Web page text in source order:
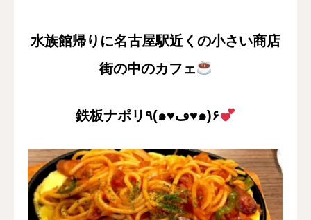
水族館帰りに名古屋駅近くの小さい商店
街の中のカフェ
鉄板ナポリ٩(๑♥ڡ♥๑)۶